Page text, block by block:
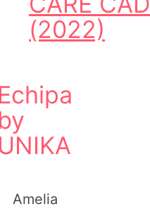
(2022)
Amelia